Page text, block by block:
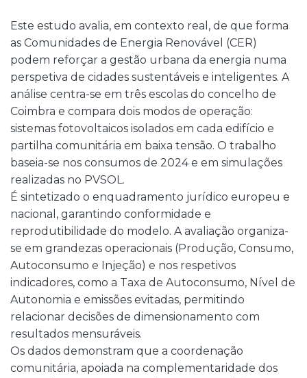
Este estudo avalia, em contexto real, de que forma
as Comunidades de Energia Renovável (CER)
podem reforçar a gestão urbana da energia numa
perspetiva de cidades sustentáveis e inteligentes. A
análise centra-se em três escolas do concelho de
Coimbra e compara dois modos de operação:
sistemas fotovoltaicos isolados em cada edifício e
partilha comunitária em baixa tensão. O trabalho
baseia-se nos consumos de 2024 e em simulações
realizadas no PVSOL.
É sintetizado o enquadramento jurídico europeu e
nacional, garantindo conformidade e
reprodutibilidade do modelo. A avaliação organiza-
se em grandezas operacionais (Produção, Consumo,
Autoconsumo e Injeção) e nos respetivos
indicadores, como a Taxa de Autoconsumo, Nível de
Autonomia e emissões evitadas, permitindo
relacionar decisões de dimensionamento com
resultados mensuráveis.
Os dados demonstram que a coordenação
comunitária, apoiada na complementaridade dos